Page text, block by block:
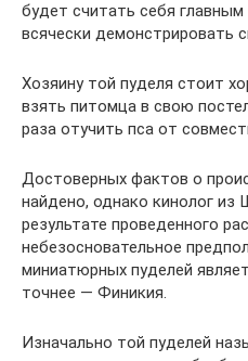
будет считать себя
всячески демонстрировать
Хозяину той пуделя стоит
взять питомца в свою
раза отучить пса от
Достоверных фактов о
найдено, однако кинолог из
результате проведенного
небезосновательное
миниатюрных пуделей
точнее — Финикия.
Изначально той пуделей